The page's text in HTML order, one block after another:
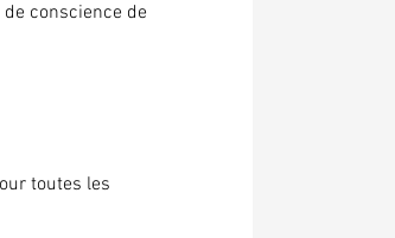
conscience de
toutes les